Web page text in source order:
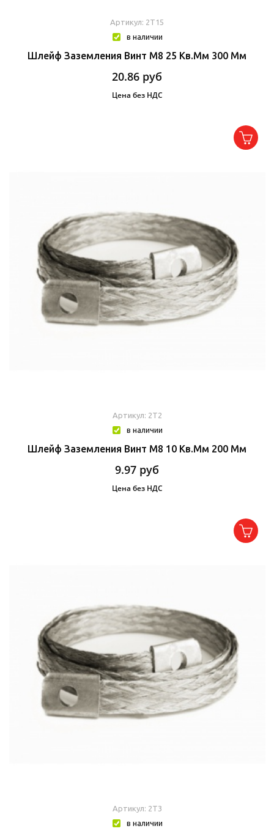
Артикул: 2T15
в наличии
Шлейф Заземления Винт М8 25 Кв.мм 300 Мм
20.86 руб
Цена без НДС
Артикул: 2T2
в наличии
Шлейф Заземления Винт М8 10 Кв.мм 200 Мм
9.97 руб
Цена без НДС
Артикул: 2T3
в наличии